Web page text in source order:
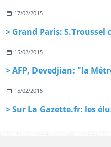
17/02/2015
15/02/2015
15/02/2015